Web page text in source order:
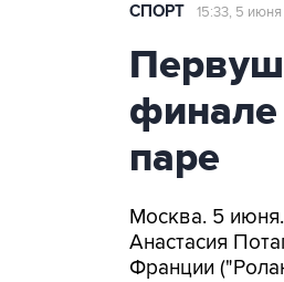
СПОРТ 15:33, 5 июня
финале
паре
Москва. 5
Анастасия
Франции